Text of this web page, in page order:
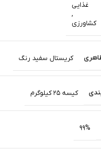
غذایی
,
کشاورزی
کریستال سفید رنگ
کیسه 25 کیلوگرم
99%